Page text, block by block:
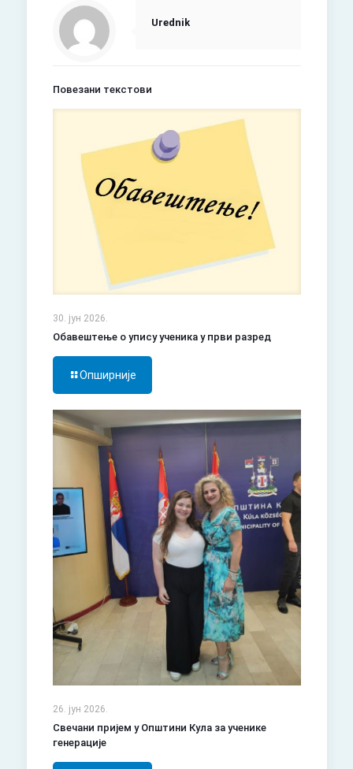
Urednik
Повезани текстови
30. јун 2026.
Обавештење о упису ученика у први разред
Опширније
26. јун 2026.
Свечани пријем у Општини Кула за ученике
генерације